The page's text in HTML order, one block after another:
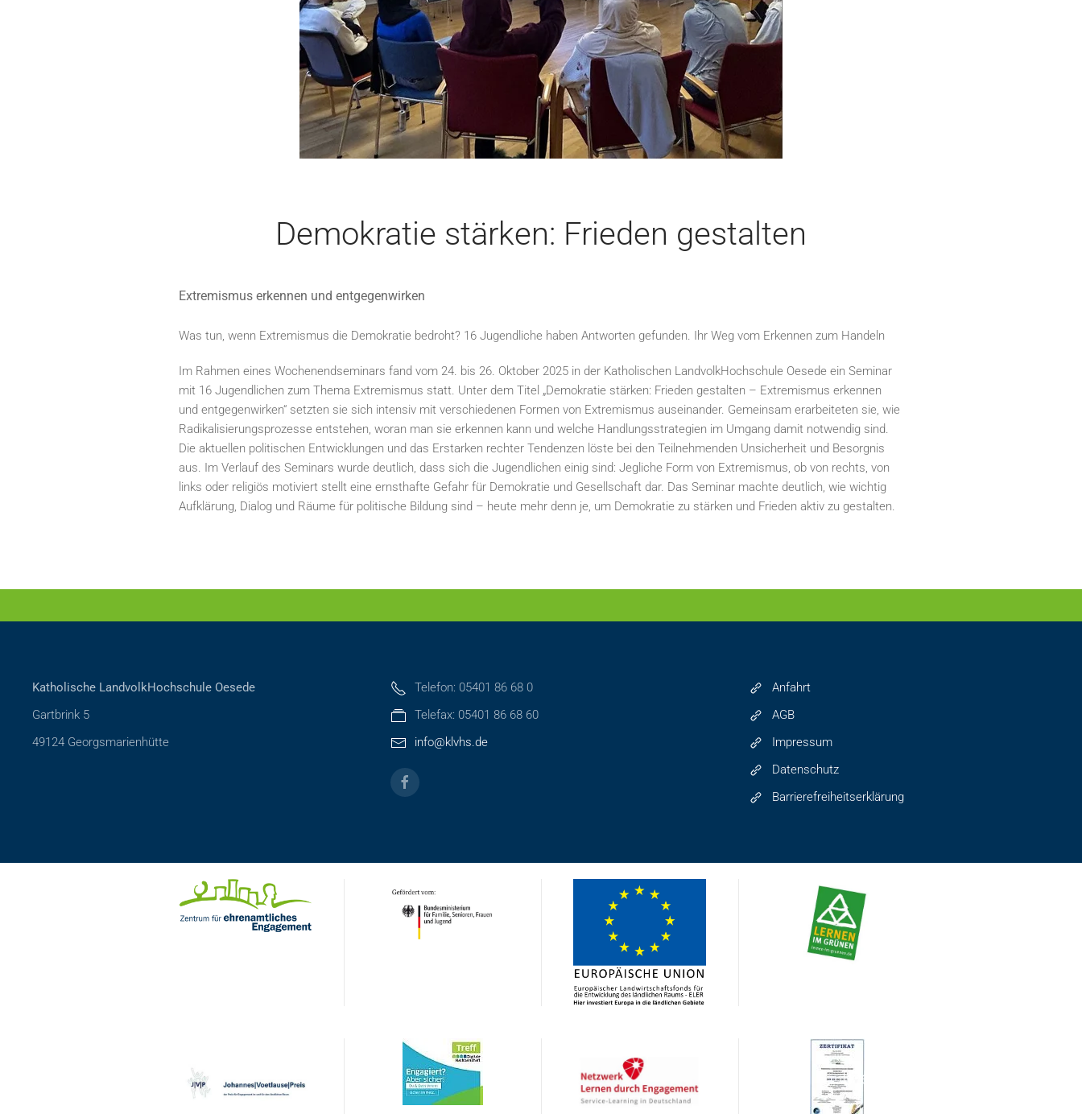
Demokratie stärken: Frieden gestalten
Extremismus erkennen und entgegenwirken
Was tun, wenn Extremismus die Demokratie bedroht? 16 Jugendliche haben Antworten gefunden. Ihr Weg vom Erkennen zum Handeln
Im Rahmen eines Wochenendseminars fand vom 24. bis 26. Oktober 2025 in der Katholischen LandvolkHochschule Oesede ein Seminar
mit 16 Jugendlichen zum Thema Extremismus statt. Unter dem Titel „Demokratie stärken: Frieden gestalten – Extremismus erkennen
und entgegenwirken“ setzten sie sich intensiv mit verschiedenen Formen von Extremismus auseinander. Gemeinsam erarbeiteten sie, wie
Radikalisierungsprozesse entstehen, woran man sie erkennen kann und welche Handlungsstrategien im Umgang damit notwendig sind.
Die aktuellen politischen Entwicklungen und das Erstarken rechter Tendenzen löste bei den Teilnehmenden Unsicherheit und Besorgnis
aus. Im Verlauf des Seminars wurde deutlich, dass sich die Jugendlichen einig sind: Jegliche Form von Extremismus, ob von rechts, von
links oder religiös motiviert stellt eine ernsthafte Gefahr für Demokratie und Gesellschaft dar. Das Seminar machte deutlich, wie wichtig
Aufklärung, Dialog und Räume für politische Bildung sind – heute mehr denn je, um Demokratie zu stärken und Frieden aktiv zu gestalten.
Katholische LandvolkHochschule Oesede
Gartbrink 5
49124 Georgsmarienhütte
Telefon: 05401 86 68 0
Telefax: 05401 86 68 60
info@klvhs.de
Anfahrt
AGB
Impressum
Datenschutz
Barrierefreiheitserklärung
Leer